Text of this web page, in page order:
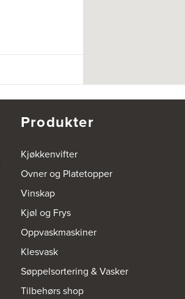
Produkter
Kjøkkenvifter
Ovner og Platetopper
Vinskap
Kjøl og Frys
Oppvaskmaskiner
Klesvask
Søppelsortering & Vasker
Tilbehørs shop